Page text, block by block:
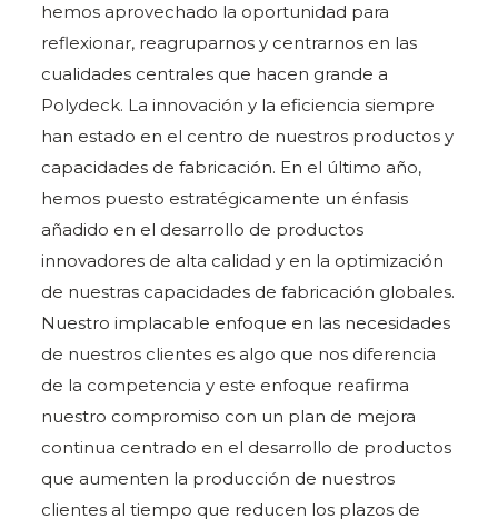
hemos aprovechado la oportunidad para
reflexionar, reagruparnos y centrarnos en las
cualidades centrales que hacen grande a
Polydeck. La innovación y la eficiencia siempre
han estado en el centro de nuestros productos y
capacidades de fabricación. En el último año,
hemos puesto estratégicamente un énfasis
añadido en el desarrollo de productos
innovadores de alta calidad y en la optimización
de nuestras capacidades de fabricación globales.
Nuestro implacable enfoque en las necesidades
de nuestros clientes es algo que nos diferencia
de la competencia y este enfoque reafirma
nuestro compromiso con un plan de mejora
continua centrado en el desarrollo de productos
que aumenten la producción de nuestros
clientes al tiempo que reducen los plazos de